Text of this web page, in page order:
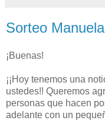
Sorteo
¡Buenas!
¡¡Hoy tenemos una
ustedes!! Queremos
personas que hacen
adelante con un